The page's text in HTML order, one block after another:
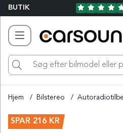
BUTIK
Hjem Bilstereo
SPAR 216 KR
Produktbilleder